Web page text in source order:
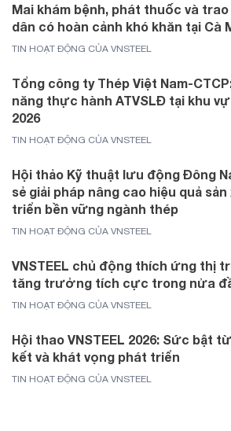
Mai khám bệnh, phát thuốc và trao
dân có hoàn cảnh khó khăn tại Cà
TIN HOẠT ĐỘNG CỦA VNSTEEL
Tổng công ty Thép Việt Nam-
năng thực hành ATVSLĐ tại khu
2026
TIN HOẠT ĐỘNG CỦA VNSTEEL
Hội thảo Kỹ thuật lưu động Đông
sẻ giải pháp nâng cao hiệu quả
triển bền vững ngành thép
TIN HOẠT ĐỘNG CỦA VNSTEEL
VNSTEEL chủ động thích ứng thị
tăng trưởng tích cực trong nửa
TIN HOẠT ĐỘNG CỦA VNSTEEL
Hội thao VNSTEEL 2026: Sức bật
kết và khát vọng phát triển
TIN HOẠT ĐỘNG CỦA VNSTEEL